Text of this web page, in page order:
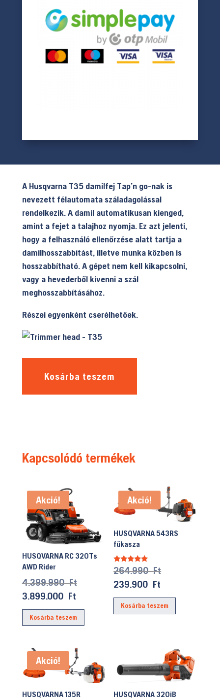
A Husqvarna T35 damilfej Tap’n go-nak is
nevezett félautomata száladagolással
rendelkezik. A damil automatikusan kienged,
amint a fejet a talajhoz nyomja. Ez azt jelenti,
hogy a felhasználó ellenőrzése alatt tartja a
damilhosszabbítást, illetve munka közben is
hosszabbítható. A gépet nem kell kikapcsolni,
vagy a hevederből kivenni a szál
meghosszabbításához.
Részei egyenként cserélhetőek.
Kosárba teszem
Kapcsolódó termékek
Akció!
HUSQVARNA RC 320Ts
AWD Rider
4.399.990FtOriginal
was:
4.399.990 Ft.
3.899.000 FtCurrent
price
is:
Kosárba teszem
Akció!
HUSQVARNA 543RS
fűkasza
Értékelés:
5.00
/ 5
264.990FtOriginal
was:
264.990 Ft.
239.900 Ft
price
is:
Kosárba teszem
Akció!
HUSQVARNA 135R HUSQVARNA 320iB